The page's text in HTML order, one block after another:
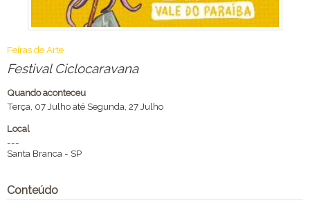
Feiras de Arte
Festival Ciclocaravana
Quando aconteceu
Terça, 07 Julho até Segunda, 27 Julho
Local
---
Santa Branca - SP
Conteúdo